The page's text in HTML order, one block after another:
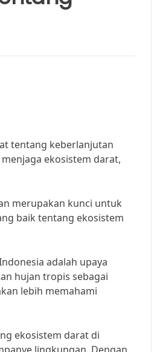
tentang keberlanjutan
ekosistem darat,
merupakan kunci untuk
baik tentang ekosistem
adalah upaya
hujan tropis sebagai
lebih memahami
ekosistem darat di